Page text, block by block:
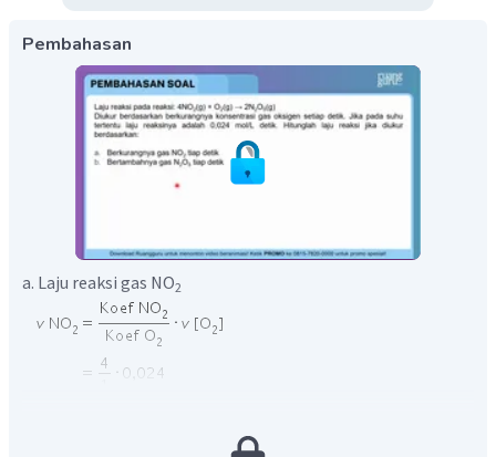
Pembahasan
a. Laju reaksi gas NO2